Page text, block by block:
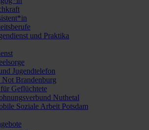
und Praktika
Jugendtelefon
Not Brandenburg
Geflüchtete
Nuthetal
Soziale Arbeit Potsdam